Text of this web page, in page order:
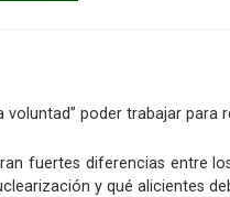
voluntad” poder trabajar
fuertes diferencias entre
y qué alicientes